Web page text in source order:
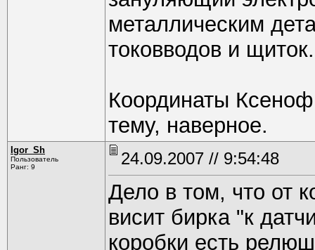
металлическим
токовводов и щиток.
Координаты
тему, наверное.
Igor_Sh
Пользователь
Ранг: 9
24.09.2007 // 9:54:48
Дело в том, что от
висит бирка "к
коробки есть